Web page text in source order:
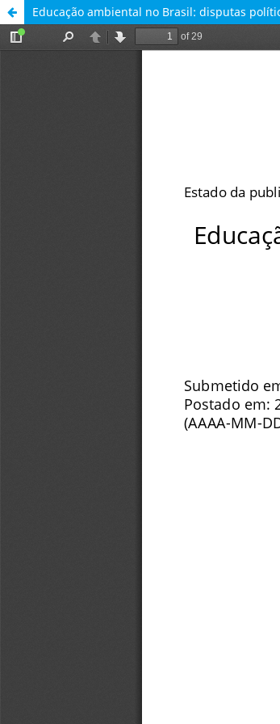
Educação ambiental no Brasil: disputas